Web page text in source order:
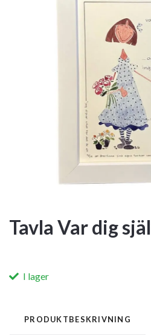
Tavla Var dig
I lager
PRODUKTBESKRIVNING